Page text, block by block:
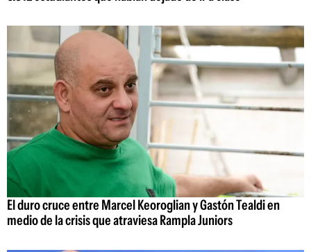
El duro cruce entre Marcel Keoroglian y Gastón Tealdi en
medio de la crisis que atraviesa Rampla Juniors